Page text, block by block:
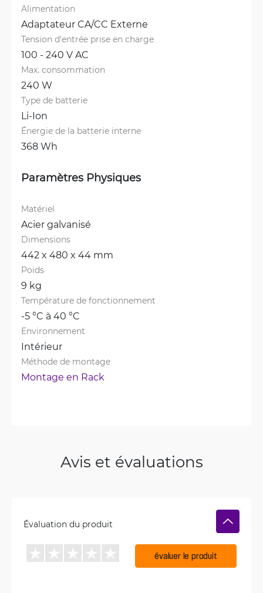
Alimentation
Adaptateur CA/CC Externe
Tension d'entrée prise en charge
100 - 240 V AC
Max. consommation
240 W
Type de batterie
Li-Ion
Énergie de la batterie interne
368 Wh
Paramètres Physiques
Matériel
Acier galvanisé
Dimensions
442 x 480 x 44 mm
Poids
9 kg
Température de fonctionnement
-5 °C à 40 °C
Environnement
Intérieur
Méthode de montage
Montage en Rack
Avis et évaluations
Évaluation du produit
évaluer le produit